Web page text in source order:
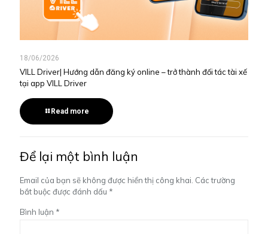
18/06/2026
VILL Driver| Hướng dẫn đăng ký online – trở thành đối tác tài xế
tại app VILL Driver
Read more
Để lại một bình luận
Email của bạn sẽ không được hiển thị công khai. Các trường
bắt buộc được đánh dấu *
Bình luận *